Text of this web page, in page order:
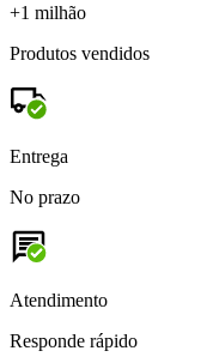
+1 milhão
Produtos vendidos
Entrega
No prazo
Atendimento
Responde rápido